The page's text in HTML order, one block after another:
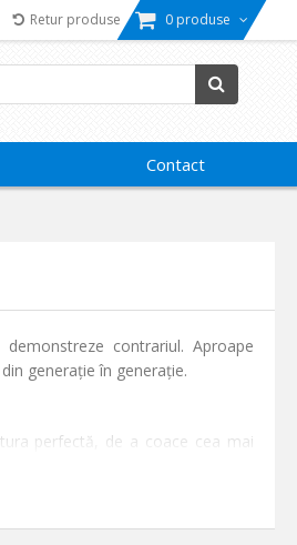
Retur produse 0 produse
Contact
contrariul. Aproape
generație în generație.
perfectă, de a coace cea mai
a căldurii, asigurându-te
"asezonare". Nu vorbim despre